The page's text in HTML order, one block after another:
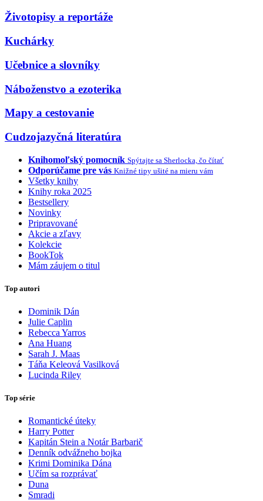
Životopisy a reportáže
Kuchárky
Učebnice a slovníky
Náboženstvo a ezoterika
Mapy a cestovanie
Cudzojazyčná literatúra
Knihomoľský pomocník Spýtajte sa Sherlocka, čo čítať
Odporúčame pre vás Knižné tipy ušité na mieru vám
Všetky knihy
Knihy roka 2025
Bestsellery
Novinky
Pripravované
Akcie a zľavy
Kolekcie
BookTok
Mám záujem o titul
Top autori
Dominik Dán
Julie Caplin
Rebecca Yarros
Ana Huang
Sarah J. Maas
Táňa Keleová Vasilková
Lucinda Riley
Top série
Romantické úteky
Harry Potter
Kapitán Stein a Notár Barbarič
Denník odvážneho bojka
Krimi Dominika Dána
Učím sa rozprávať
Duna
Smradi